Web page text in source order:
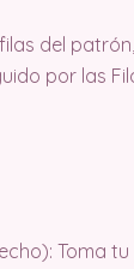
filas del
por las
Toma